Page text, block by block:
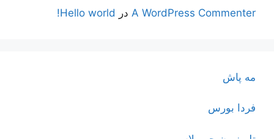
A WordPress Commenter در Hello world!
مه پاش
فردا بورس